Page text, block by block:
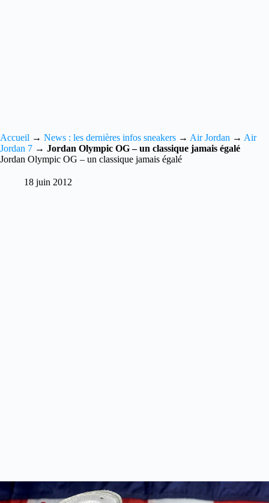
Accueil → News : les dernières infos sneakers → Air Jordan → Air
Jordan 7 → Jordan Olympic OG – un classique jamais égalé
Jordan Olympic OG – un classique jamais égalé
18 juin 2012